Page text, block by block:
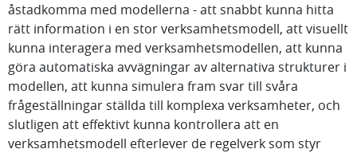
åstadkomma med modellerna - att snabbt kunna hitta
rätt information i en stor verksamhetsmodell, att visuellt
kunna interagera med verksamhetsmodellen, att kunna
göra automatiska avvägningar av alternativa strukturer i
modellen, att kunna simulera fram svar till svåra
frågeställningar ställda till komplexa verksamheter, och
slutligen att effektivt kunna kontrollera att en
verksamhetsmodell efterlever de regelverk som styr